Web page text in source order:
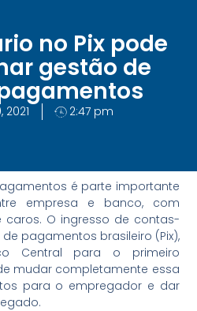
no Pix pode
gestão de
2:47 pm
é parte importante
empresa e banco, com
caros. O ingresso de contas-
pagamentos brasileiro (Pix),
Central para o primeiro
mudar completamente essa
para o empregador e dar